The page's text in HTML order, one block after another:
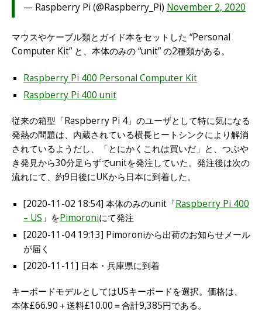
— Raspberry Pi (@Raspberry_Pi) November 2, 2020
マウスやケーブル類とガイド本をセットした “Personal
Computer Kit” と、本体のみの “unit” の2種類がある。
Raspberry Pi 400 Personal Computer Kit
Raspberry Pi 400 unit
従来の箱型「Raspberry Pi 4」のユーザとして特に気になる
発熱の問題は、内蔵されている横長ヒートシンクにより解消
されているようだし、「とにかくこれは買いだ」と、つぶや
き発見から30分足らずでunitを発注していた。発注後は次の
流れにて、約9日後にUKから日本に到着した。
[2020-11-02 18:54] 本体のみのunit「Raspberry Pi 400
– US 」をPimoroniにて発注
[2020-11-04 19:13] Pimoroniから出荷のお知らせメール
が届く
[2020-11-11] 日本・兵庫県に到着
キーボードモデルとしてはUSキーボードを選択。価格は、
本体£66.90＋送料£10.00＝合計9,385円である。